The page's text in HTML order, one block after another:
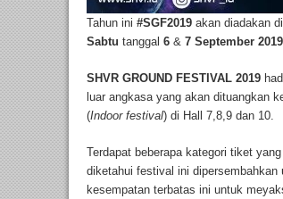
Tahun ini #SGF2019 akan diadakan di
Sabtu tanggal 6 & 7 September 2019
SHVR GROUND FESTIVAL 2019
luar angkasa yang akan dituangkan
(Indoor festival) di Hall 7,8,9 dan 10.
Terdapat beberapa kategori tiket
diketahui festival ini
kesempatan terbatas ini untuk